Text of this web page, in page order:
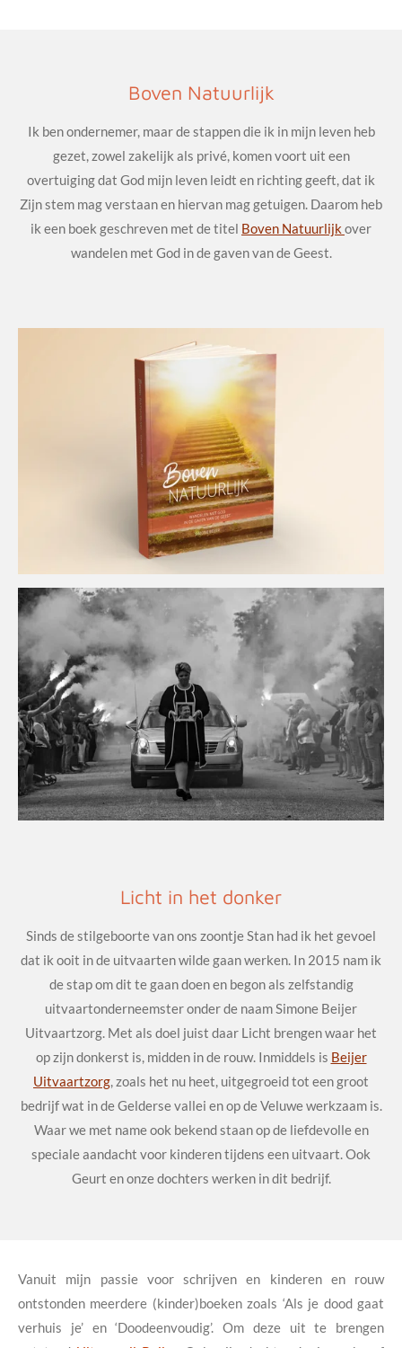
Boven Natuurlijk
Ik ben ondernemer, maar de stappen die ik in mijn leven heb
gezet, zowel zakelijk als privé, komen voort uit een
overtuiging dat God mijn leven leidt en richting geeft, dat ik
Zijn stem mag verstaan en hiervan mag getuigen. Daarom heb
ik een boek geschreven met de titel Boven Natuurlijkover
wandelen met God in de gaven van de Geest.
Licht in het donker
Sinds de stilgeboorte van ons zoontje Stan had ik het gevoel
dat ik ooit in de uitvaarten wilde gaan werken. In 2015 nam ik
de stap om dit te gaan doen en begon als zelfstandig
uitvaartonderneemster onder de naam Simone Beijer
Uitvaartzorg. Met als doel juist daar Licht brengen waar het
op zijn donkerst is, midden in de rouw. Inmiddels is Beijer
Uitvaartzorg, zoals het nu heet, uitgegroeid tot een groot
bedrijf wat in de Gelderse vallei en op de Veluwe werkzaam is.
Waar we met name ook bekend staan op de liefdevolle en
speciale aandacht voor kinderen tijdens een uitvaart. Ook
Geurt en onze dochters werken in dit bedrijf.
Vanuit mijn passie voor schrijven en kinderen en rouw
ontstonden meerdere (kinder)boeken zoals ‘Als je dood gaat
verhuis je’ en ‘Doodeenvoudig’. Om deze uit te brengen